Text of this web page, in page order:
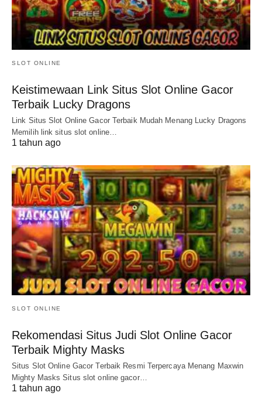
SLOT ONLINE
Keistimewaan Link Situs Slot Online Gacor
Terbaik Lucky Dragons
Link Situs Slot Online Gacor Terbaik Mudah Menang Lucky Dragons
Memilih link situs slot online…
1 tahun ago
SLOT ONLINE
Rekomendasi Situs Judi Slot Online Gacor
Terbaik Mighty Masks
Situs Slot Online Gacor Terbaik Resmi Terpercaya Menang Maxwin
Mighty Masks Situs slot online gacor…
1 tahun ago